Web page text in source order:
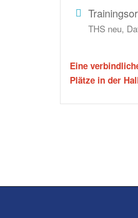
THS neu,
Eine
Plätze in der